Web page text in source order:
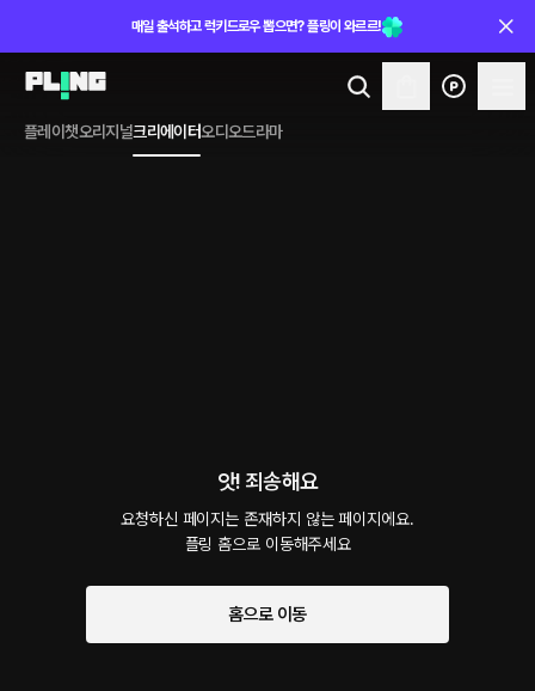
매일 출석하고 럭키드로우 뽑으면? 플링이 와르르!
플레이챗오리지널크리에이터오디오드라마
앗! 죄송해요
요청하신 페이지는 존재하지 않는 페이지에요.
플링 홈으로 이동해주세요
홈으로 이동